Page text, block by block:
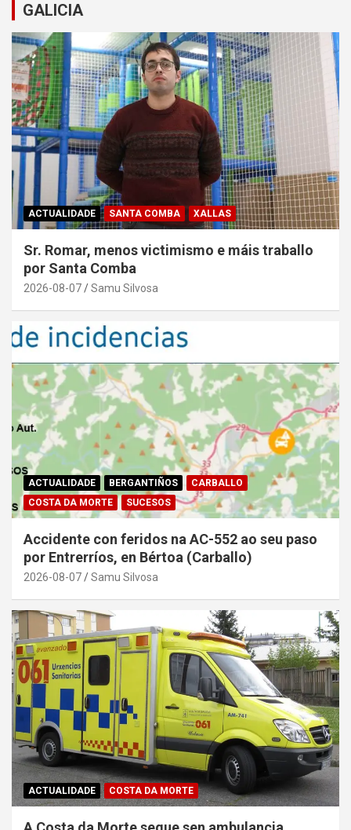
GALICIA
ACTUALIDADE SANTA COMBA XALLAS
Sr. Romar, menos victimismo e máis traballo
por Santa Comba
2026-08-07 Samu Silvosa
ACTUALIDADE BERGANTIÑOS
CARBALLO
COSTA DA MORTE
SUCESOS
Accidente con feridos na AC-552 ao seu paso
por Entrerríos, en Bértoa (Carballo)
2026-08-07 Samu Silvosa
ACTUALIDADE COSTA DA MORTE